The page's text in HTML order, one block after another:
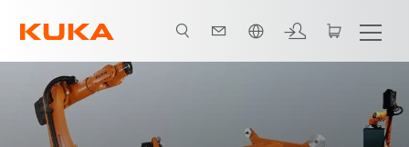
ภาษาไทย / Thai